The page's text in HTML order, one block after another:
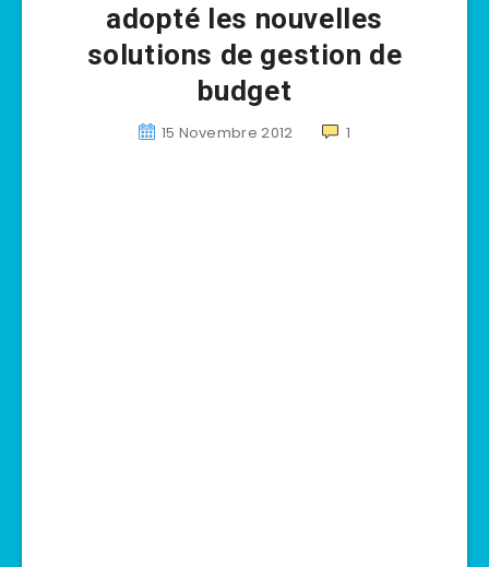
adopté les nouvelles
solutions de gestion de
budget
15 Novembre 2012 1